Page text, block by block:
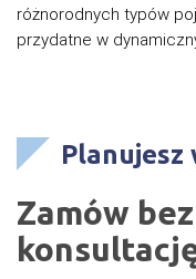
różnorodnych typów
przydatne w
Planujesz
Zamów